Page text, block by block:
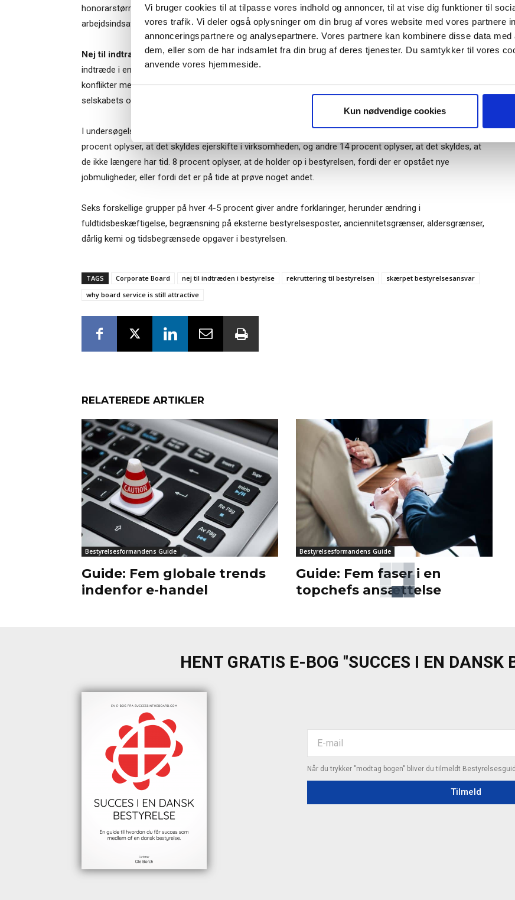
Vi bruger cookies til at tilpasse vores indhold og annoncer, til at vise dig funktioner til
vores trafik. Vi deler også oplysninger om din brug af vores website med vores partnere
annonceringspartnere og analysepartnere. Vores partnere kan kombinere disse data
dem, eller som de har indsamlet fra din brug af deres tjenester. Du samtykker til vores
anvende vores hjemmeside.
Kun nødvendige cookies
honorarstørrelsen i orden, men mange mener modsat også, at honoraret ikke står i et rimeligt forhold til
arbejdsindsatsen.
Nej til indtræden i bestyrelse: Men hvorfor siger bestyrelseskandidater ofte nej til et tilbud om at
indtræde i en bestyrelse? Hele 40 procent af de adspurgte siger, at de siger nej, fordi bestyrelsesposten
konflikter med toplederjobbet eller andre bestyrelsesposter. Andre 25 procent siger nej på grund af
selskabets omdømme eller en tvivlsom finansiel sundhedstilstand.
I undersøgelsen har man også spurgt om, hvorfor bestyrelsesmedlemmer stopper i bestyrelsen. 32
procent oplyser, at det skyldes ejerskifte i virksomheden, og andre 14 procent oplyser, at det skyldes, at
de ikke længere har tid. 8 procent oplyser, at de holder op i bestyrelsen, fordi der er opstået nye
jobmuligheder, eller fordi det er på tide at prøve noget andet.
Seks forskellige grupper på hver 4-5 procent giver andre forklaringer, herunder ændring i
fuldtidsbeskæftigelse, begrænsning på eksterne bestyrelsesposter, anciennitetsgrænser, aldersgrænser,
dårlig kemi og tidsbegrænsede opgaver i bestyrelsen.
TAGS Corporate Board nej til indtræden i bestyrelse rekruttering til bestyrelsen
skærpet bestyrelsesansvar
why board service is still attractive
RELATEREDE ARTIKLER
Bestyrelsesformandens Guide
Guide: Fem globale trends
indenfor e-handel
Bestyrelsesformandens Guide
Guide: Fem faser i en
topchefs ansættelse
HENT GRATIS E-BOG "SUCCES I EN DANSK
Når du trykker "modtag bogen" bliver du tilmeldt
Tilmeld
Når du trykker "modtag bogen" bliver du tilmeldt